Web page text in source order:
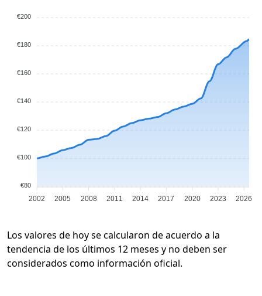
€200
€180
€160
€140
€120
€100
€80
2002 2005 2008 2011 2014 2017 2020 2023 2026
Los valores de hoy se calcularon de acuerdo a la
tendencia de los últimos 12 meses y no deben ser
considerados como información oficial.